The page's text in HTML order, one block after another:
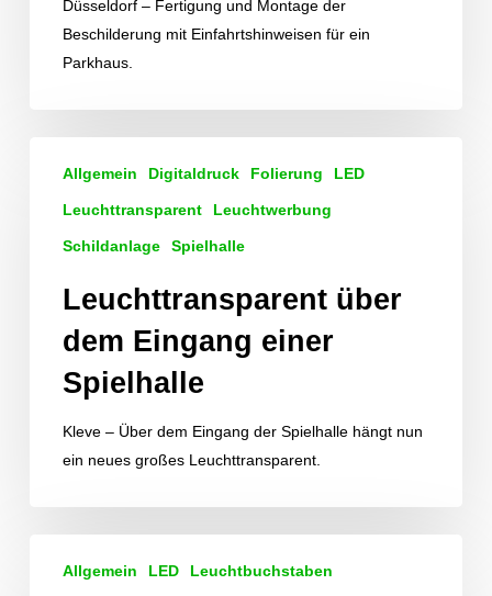
Düsseldorf – Fertigung und Montage der
Beschilderung mit Einfahrtshinweisen für ein
Parkhaus.
Spielhalle
Allgemein Digitaldruck Folierung LED
Leuchttransparent Leuchtwerbung
Schildanlage Spielhalle
Leuchttransparent über
dem Eingang einer
Spielhalle
Kleve – Über dem Eingang der Spielhalle hängt nun
ein neues großes Leuchttransparent.
Allgemein LED Leuchtbuchstaben